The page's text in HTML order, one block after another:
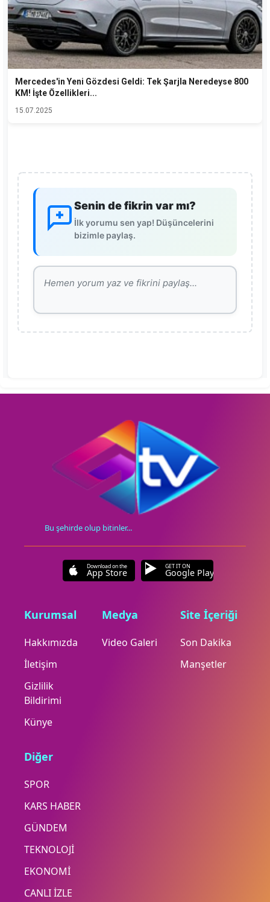
Mercedes'in Yeni Gözdesi Geldi: Tek Şarjla Neredeyse 800
KM! İşte Özellikleri...
15.07.2025
Senin de fikrin var mı?
İlk yorumu sen yap! Düşüncelerini
bizimle paylaş.
Bu şehirde olup bitinler...
Download on the
App Store
GET IT ON
Google Play
Kurumsal
Hakkımızda
İletişim
Gizlilik
Bildirimi
Künye
Medya
Video Galeri
Site İçeriği
Son Dakika
Manşetler
Diğer
SPOR
KARS HABER
GÜNDEM
TEKNOLOJİ
EKONOMİ
CANLI İZLE